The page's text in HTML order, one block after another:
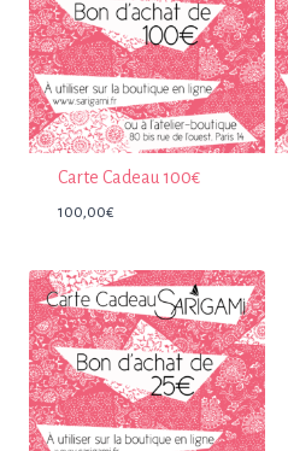
Carte Cadeau 100€
100,00€